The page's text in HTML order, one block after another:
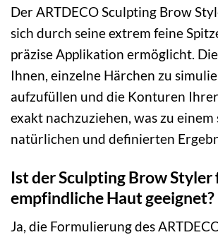
Der ARTDECO Sculpting Brow
sich durch seine extrem feine
präzise Applikation ermöglicht.
Ihnen, einzelne Härchen zu
aufzufüllen und die Konturen
exakt nachzuziehen, was zu einem
natürlichen und definierten
Ist der Sculpting Brow Styler
empfindliche Haut geeignet?
Ja, die Formulierung des